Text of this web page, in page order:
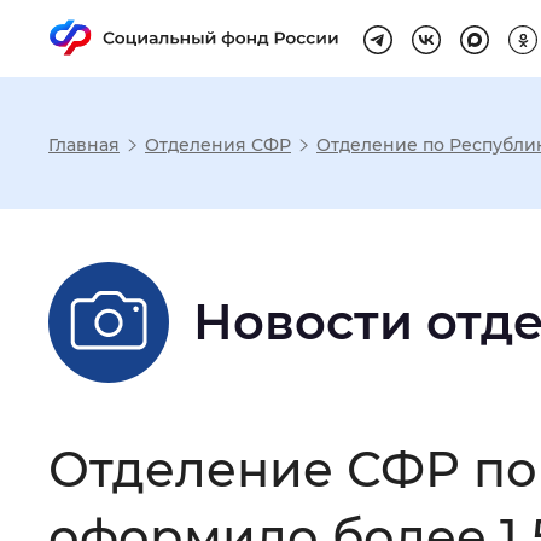
Настройка
Размер шрифта
Шрифт
Интервал между буквами:
Главная Отделения СФР Отделение по
Новости
Отделение СФР по